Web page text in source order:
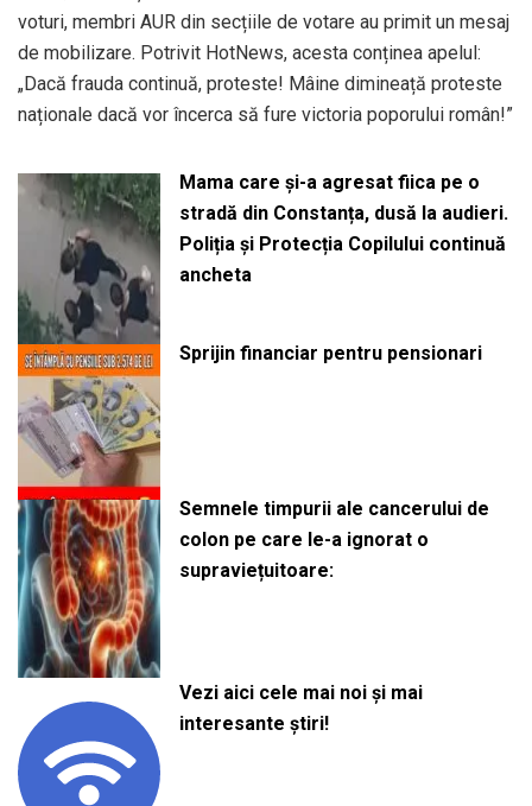
voturi, membri AUR din secțiile de votare au primit un mesaj
de mobilizare. Potrivit HotNews, acesta conținea apelul:
„Dacă frauda continuă, proteste! Mâine dimineață proteste
naționale dacă vor încerca să fure victoria poporului român!”
Mama care și-a agresat fiica pe o
stradă din Constanța, dusă la audieri.
Poliția și Protecția Copilului continuă
ancheta
Sprijin financiar pentru pensionari
Semnele timpurii ale cancerului de
colon pe care le-a ignorat o
supraviețuitoare:
Vezi aici cele mai noi și mai
interesante știri!